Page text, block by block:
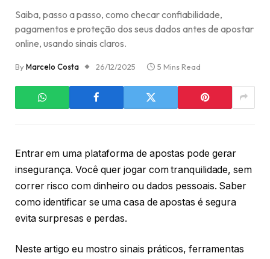
Saiba, passo a passo, como checar confiabilidade,
pagamentos e proteção dos seus dados antes de apostar
online, usando sinais claros.
ByMarcelo Costa 26/12/2025 5 Mins Read
Entrar em uma plataforma de apostas pode gerar
insegurança. Você quer jogar com tranquilidade, sem
correr risco com dinheiro ou dados pessoais. Saber
como identificar se uma casa de apostas é segura
evita surpresas e perdas.
Neste artigo eu mostro sinais práticos, ferramentas